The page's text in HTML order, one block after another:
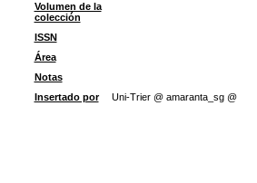
Volumen de la
colección
ISSN
Área
Notas
Insertado por
Uni-Trier @ amaranta_sg @